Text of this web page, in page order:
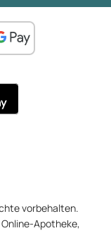
vorbehalten.
Apotheke,